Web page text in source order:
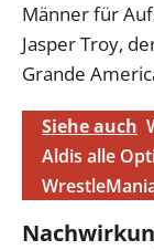
Männer für
Jasper Troy,
Grande
Siehe auch
Aldis alle